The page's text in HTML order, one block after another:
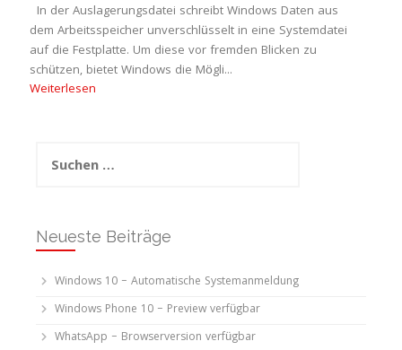
In der Auslagerungsdatei schreibt Windows Daten aus
dem Arbeitsspeicher unverschlüsselt in eine Systemdatei
auf die Festplatte. Um diese vor fremden Blicken zu
schützen, bietet Windows die Mögli...
Weiterlesen
nach:
Neueste Beiträge
Windows 10 – Automatische Systemanmeldung
Windows Phone 10 – Preview verfügbar
WhatsApp – Browserversion verfügbar